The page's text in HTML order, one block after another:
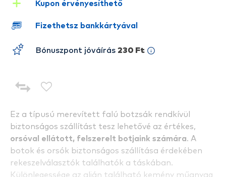
Ez a típusú merevített falú botzsák rendkívül
biztonságos szállítást tesz lehetővé az értékes,
orsóval ellátott, felszerelt botjaink számára. A
botok és orsók biztonságos szállítása érdekében
rekeszelválasztók találhatók a táskában.
Különlegessége az alján található kemény műanyag
Kupon érvényesíthető
Fizethetsz bankkártyával
Bónuszpont jóváírás 230 Ft